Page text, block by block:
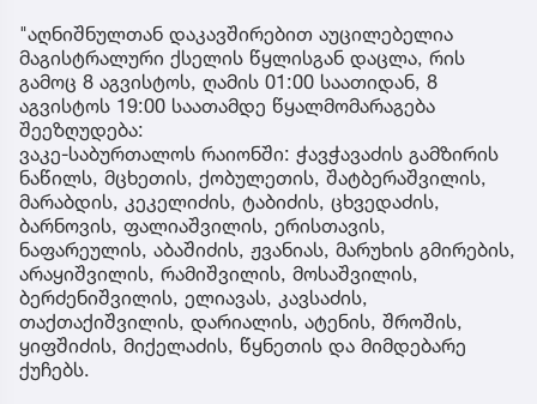
"აღნიშნულთან დაკავშირებით აუცილებელია
მაგისტრალური ქსელის წყლისგან დაცლა, რის
გამოც 8 აგვისტოს, ღამის 01:00 საათიდან, 8
აგვისტოს 19:00 საათამდე წყალმომარაგება
შეეზღუდება:
ვაკე-საბურთალოს რაიონში: ჭავჭავაძის გამზირის
ნაწილს, მცხეთის, ქობულეთის, შატბერაშვილის,
მარაბდის, კეკელიძის, ტაბიძის, ცხვედაძის,
ბარნოვის, ფალიაშვილის, ერისთავის,
ნაფარეულის, აბაშიძის, ჟვანიას, მარუხის გმირების,
არაყიშვილის, რამიშვილის, მოსაშვილის,
ბერძენიშვილის, ელიავას, კავსაძის,
თაქთაქიშვილის, დარიალის, ატენის, შროშის,
ყიფშიძის, მიქელაძის, წყნეთის და მიმდებარე
ქუჩებს.